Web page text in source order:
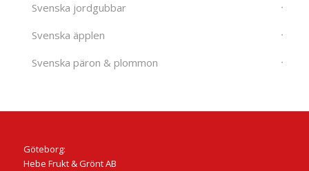
Svenska jordgubbar
Svenska äpplen
Svenska päron & plommon
Göteborg:
Hebe Frukt & Grönt AB